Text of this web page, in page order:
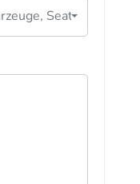
Seat